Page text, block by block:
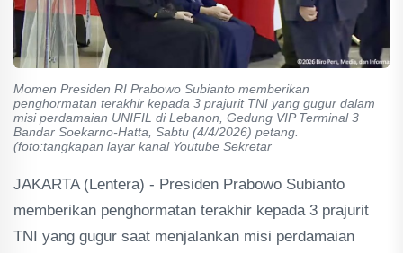
Momen Presiden RI Prabowo Subianto memberikan
penghormatan terakhir kepada 3 prajurit TNI yang gugur dalam
misi perdamaian UNIFIL di Lebanon, Gedung VIP Terminal 3
Bandar Soekarno-Hatta, Sabtu (4/4/2026) petang.
(foto:tangkapan layar kanal Youtube Sekretar
JAKARTA (Lentera) - Presiden Prabowo Subianto
memberikan penghormatan terakhir kepada 3 prajurit
TNI yang gugur saat menjalankan misi perdamaian